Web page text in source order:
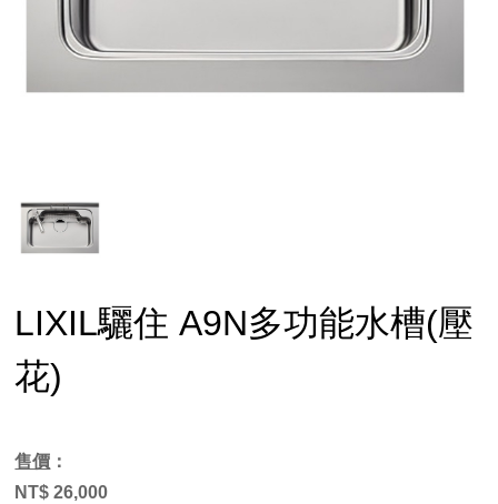
LIXIL驪住 A9N多功能水槽(壓
花)
售價 ：
NT$ 26,000